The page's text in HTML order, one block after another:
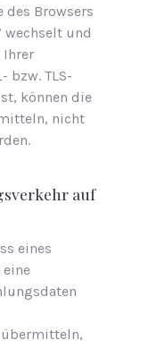
des Browsers
und
Ihrer
bzw. TLS-
können die
nicht
auf
eines